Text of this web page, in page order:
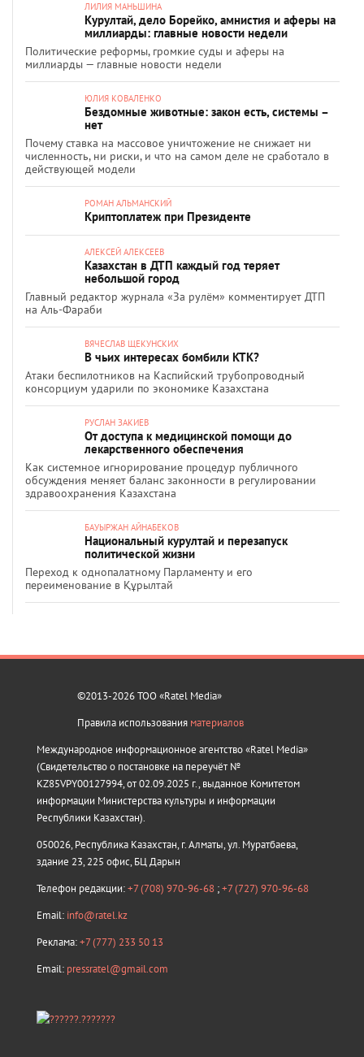
ЛИЛИЯ МАНЬШИНА
Курултай, дело Борейко, амнистия и аферы на
миллиарды: главные новости недели
Политические реформы, громкие суды и аферы на
миллиарды — главные новости недели
ЮЛИЯ КОВАЛЕНКО
Бездомные животные: закон есть, системы –
нет
Почему ставка на массовое уничтожение не снижает ни
численность, ни риски, и что на самом деле не сработало в
действующей модели
РОМАН АЛЬМАНСКИЙ
Криптоплатеж при Президенте
АЛЕКСЕЙ АЛЕКСЕЕВ
Казахстан в ДТП каждый год теряет
небольшой город
Главный редактор журнала «За рулём» комментирует ДТП
на Аль-Фараби
ВЯЧЕСЛАВ ЩЕКУНСКИХ
В чьих интересах бомбили КТК?
Атаки беспилотников на Каспийский трубопроводный
консорциум ударили по экономике Казахстана
РУСЛАН ЗАКИЕВ
От доступа к медицинской помощи до
лекарственного обеспечения
Как системное игнорирование процедур публичного
обсуждения меняет баланс законности в регулировании
здравоохранения Казахстана
БАУЫРЖАН АЙНАБЕКОВ
Национальный курултай и перезапуск
политической жизни
Переход к однопалатному Парламенту и его
переименование в Құрылтай
©2013-2026 ТОО «Ratel Media»
Правила использования материалов
Международное информационное агентство «Ratel Media»
(Свидетельство о постановке на переучёт №
KZ85VPY00127994, от 02.09.2025 г., выданное Комитетом
информации Министерства культуры и информации
Республики Казахстан).
050026, Республика Казахстан, г. Алматы, ул. Муратбаева,
здание 23, 225 офис, БЦ Дарын
Телефон редакции:+7 (708) 970-96-68 ;+7 (727) 970-96-68
Email: info@ratel.kz
Реклама:+7 (777) 233 50 13
Email: pressratel@gmail.com